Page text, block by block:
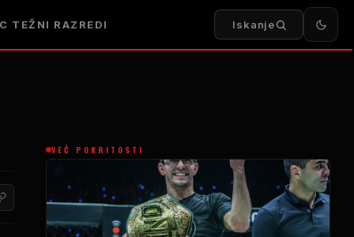
TEŽNI RAZREDI Iskanje
VEČ POKRITOSTI